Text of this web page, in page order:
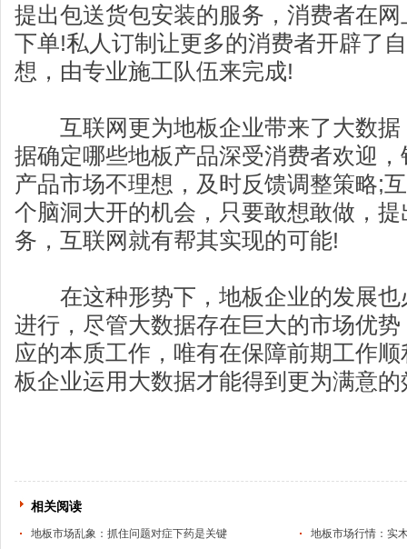
提出包送货包安装的服务，消费者在
下单!私人订制让更多的消费者开辟了
想，由专业施工队伍来完成!
互联网更为地板企业带来了大数据
据确定哪些地板产品深受消费者欢迎
产品市场不理想，及时反馈调整策略;
个脑洞大开的机会，只要敢想敢做，
务，互联网就有帮其实现的可能!
在这种形势下，地板企业的发展也
进行，尽管大数据存在巨大的市场优
应的本质工作，唯有在保障前期工作
板企业运用大数据才能得到更为满意的
相关阅读
地板市场乱象：抓住问题对症下药是关键
地板市场行情：实